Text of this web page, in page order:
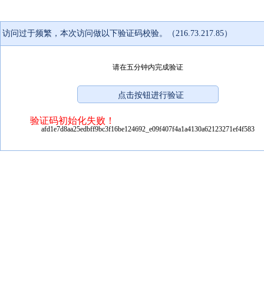
访问过于频繁，本次访问做以下验证码校验。（216.73.217.85）
请在五分钟内完成验证
验证码初始化失败！
afd1e7d8aa25edbff9bc3f16be124692_e09f407f4a1a4130a62123271ef4f583